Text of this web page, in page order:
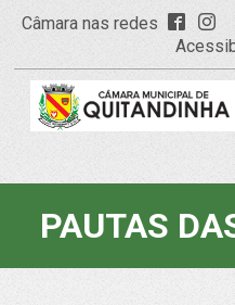
Câmara nas redes
PAUTAS